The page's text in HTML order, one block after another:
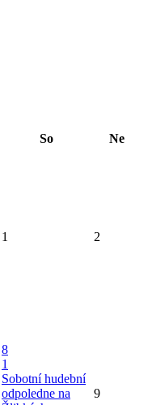
So Ne
1 2
8
1
Sobotní hudební
odpoledne na
9